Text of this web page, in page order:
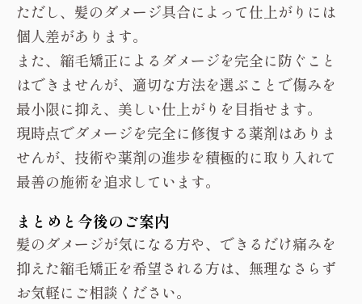
ただし、髪のダメージ具合によって仕上がりには
個人差があります。
また、縮毛矯正によるダメージを完全に防ぐこと
はできませんが、適切な方法を選ぶことで傷みを
最小限に抑え、美しい仕上がりを目指せます。
現時点でダメージを完全に修復する薬剤はありま
せんが、技術や薬剤の進歩を積極的に取り入れて
最善の施術を追求しています。
まとめと今後のご案内
髪のダメージが気になる方や、できるだけ痛みを
抑えた縮毛矯正を希望される方は、無理なさらず
お気軽にご相談ください。